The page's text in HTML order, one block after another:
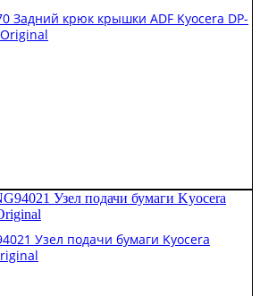
Задний крюк крышки ADF Kyocera DP-
Узел подачи бумаги Kyocera